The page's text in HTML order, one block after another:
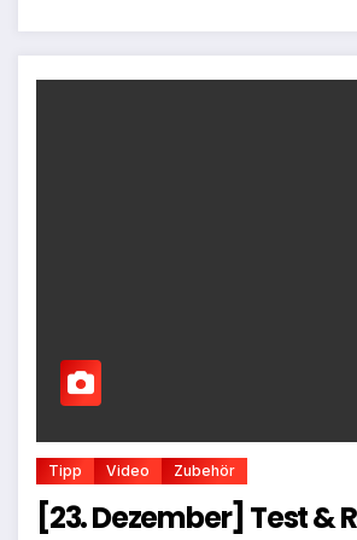
Tipp Video Zubehör
[23. Dezember] Test &